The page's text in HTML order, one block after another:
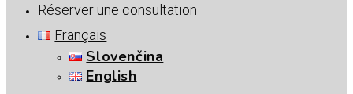
Réserver une consultation
Français
Slovenčina
English